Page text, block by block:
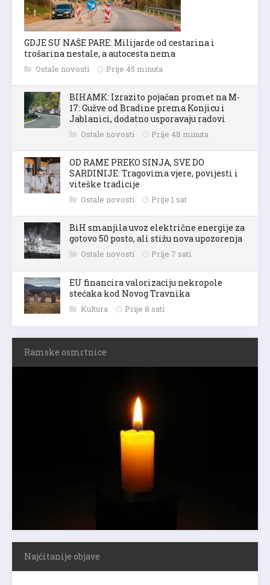
GDJE SU NAŠE PARE: Milijarde od cestarina i
trošarina nestale, a autocesta nema
Ostale novosti Prije 45 minuta
BIHAMK: Izrazito pojačan promet na M-
17: Gužve od Bradine prema Konjicu i
Jablanici, dodatno usporavaju radovi
Ostale novosti Prije 48 minuta
OD RAME PREKO SINJA, SVE DO
SARDINIJE: Tragovima vjere, povijesti i
viteške tradicije
Ostale novosti Prije 1 sat
BiH smanjila uvoz električne energije za
gotovo 50 posto, ali stižu nova upozorenja
Ostale novosti Prije 7 sati
EU financira valorizaciju nekropole
stećaka kod Novog Travnika
Kultura Prije 8 sati
Ramske osmrtnice
Najčitanije objave